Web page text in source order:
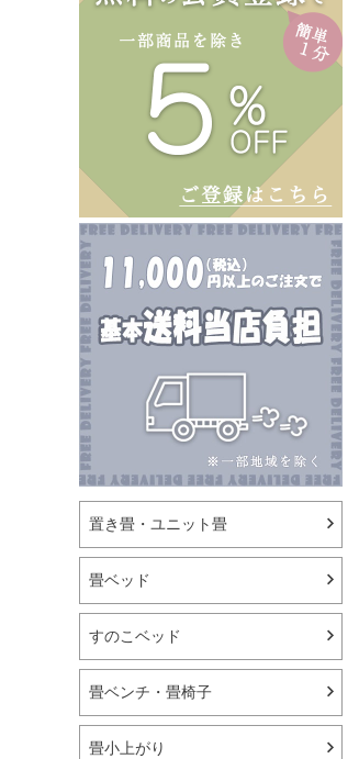
置き畳・ユニット畳
畳ベッド
すのこベッド
畳ベンチ・畳椅子
畳小上がり